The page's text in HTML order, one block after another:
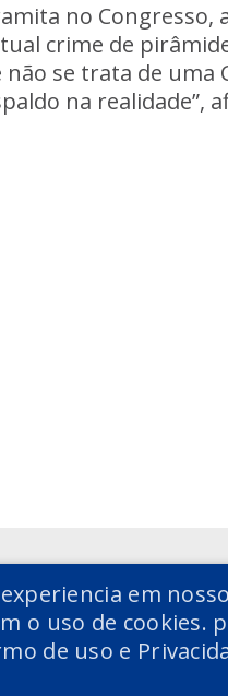
no
crime de
se trata de
na realidade”,
em
o uso de cookies.
de uso e